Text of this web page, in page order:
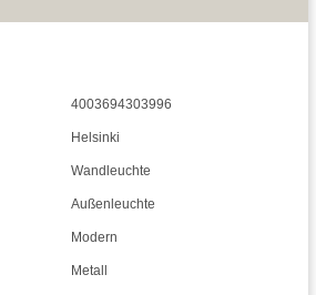
4003694303996
Helsinki
Wandleuchte
Außenleuchte
Modern
Metall